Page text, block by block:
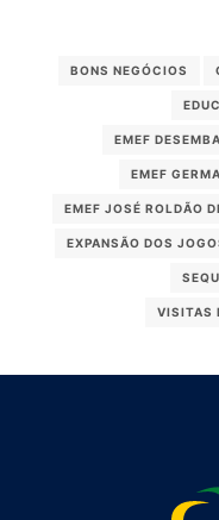
BONS NEGÓCIOS
EMEF
EMEF
EMEF JOSÉ ROLDÃO
EXPANSÃO DOS
VISITAS